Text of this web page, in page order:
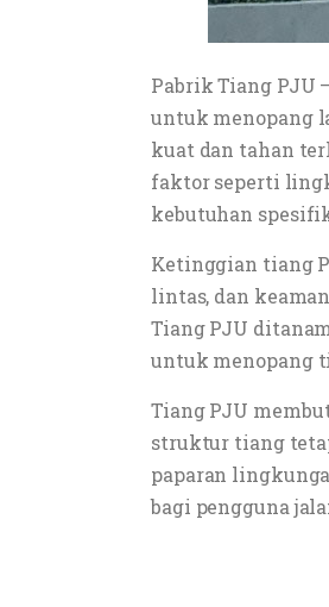
Pabrik Tiang PJU
untuk menopang
kuat dan tahan
faktor seperti
kebutuhan
Ketinggian tiang
lintas, dan
Tiang PJU
untuk menopang
Tiang PJU
struktur tiang
paparan
bagi pengguna